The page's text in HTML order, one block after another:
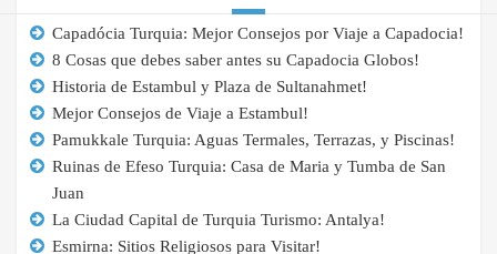
Capadócia Turquia: Mejor Consejos por Viaje a Capadocia!
8 Cosas que debes saber antes su Capadocia Globos!
Historia de Estambul y Plaza de Sultanahmet!
Mejor Consejos de Viaje a Estambul!
Pamukkale Turquia: Aguas Termales, Terrazas, y Piscinas!
Ruinas de Efeso Turquia: Casa de Maria y Tumba de San
Juan
La Ciudad Capital de Turquia Turismo: Antalya!
Esmirna: Sitios Religiosos para Visitar!